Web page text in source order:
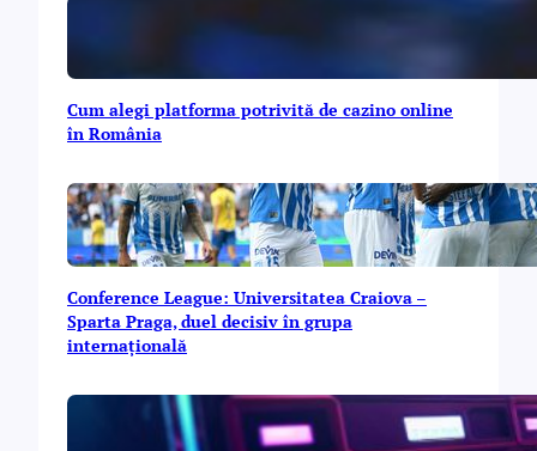
Cum alegi platforma potrivită de cazino online
în România
Conference League: Universitatea Craiova –
Sparta Praga, duel decisiv în grupa
internațională